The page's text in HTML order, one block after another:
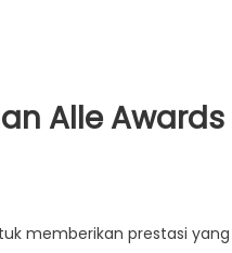
Alle Awards
memberikan prestasi yang